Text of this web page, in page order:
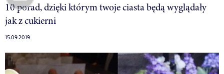
10 porad, dzięki którym twoje ciasta będą wyglądały
jak z cukierni
15.09.2019